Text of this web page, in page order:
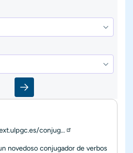
conjug…
novedoso conjugador de verbos